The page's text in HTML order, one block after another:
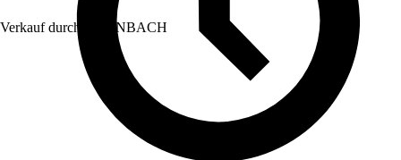
Verkauf durch: HORNBACH